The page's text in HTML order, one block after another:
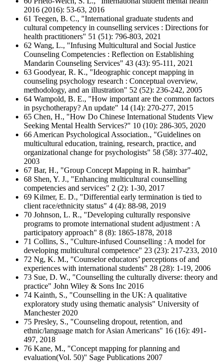
2016 (2016): 53-63, 2016
61 Teegen, B. C., "International graduate students and
cultural competency in counselling services : Directions for
health practitioners" 51 (51): 796-803, 2021
62 Wang, L., "Infusing Multicultural and Social Justice
Counseling Competencies : Reflection on Establishing
Mandarin Counseling Services" 43 (43): 95-111, 2021
63 Goodyear, R. K., "Ideographic concept mapping in
counseling psychology research : Conceptual overview,
methodology, and an illustration" 52 (52): 236-242, 2005
64 Wampold, B. E., "How important are the common factors
in psychotherapy? An update" 14 (14): 270-277, 2015
65 Chen, H., "How Do Chinese International Students View
Seeking Mental Health Services?" 10 (10): 286-305, 2020
66 American Psychological Association., "Guidelines on
multicultural education, training, research, practice, and
organizational change for psychologists" 58 (58): 377-402,
2003
67 Bar, H., "Group Concept Mapping in R. haimbar"
68 Shen, Y. J., "Enhancing multicultural counselling
competencies and services" 2 (2): 1-30, 2017
69 Kilmer, E. D., "Differential early termination is tied to
client race/ethnicity status" 4 (4): 88-98, 2019
70 Johnson, L. R., "Developing culturally responsive
programs to promote international student adjustment : A
participatory approach" 8 (8): 1865-1878, 2018
71 Collins, S., "Culture-infused Counselling : A model for
developing multicultural competence" 23 (23): 217-233, 2010
72 Ng, K. M., "Counselor educators’ perceptions of and
experiences with international students" 28 (28): 1-19, 2006
73 Sue, D. W., "Counselling the culturally diverse: theory and
practice" John Wiley & Sons Inc 2016
74 Kainth, S., "Counselling in the UK: A qualitative
exploratory study using thematic analysis" University of
Manchester 2020
75 Presley, S., "Counseling dropout, retention, and
ethnic/language match for Asian Americans" 16 (16): 491-
497, 2018
76 Kane, M., "Concept mapping for planning and
evaluation(Vol. 50)" Sage Publications 2007